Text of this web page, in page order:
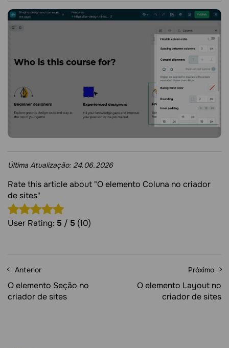
Última Atualização: 24.06.2026
Rate this article about "O elemento Coluna no criador
de sites"
User Rating: 5 / 5 (10)
Anterior
O elemento Seção no
criador de sites
Próximo
O elemento Layout no
criador de sites